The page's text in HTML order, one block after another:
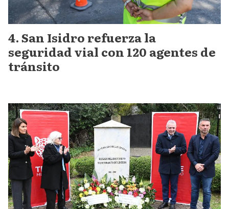
San Isidro refuerza la
seguridad vial con 120 agentes de
tránsito